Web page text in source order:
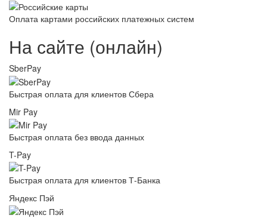
Оплата картами российских платежных систем
На сайте (онлайн)
SberPay
Быстрая оплата для клиентов Сбера
Mir Pay
Быстрая оплата без ввода данных
T-Pay
Быстрая оплата для клиентов Т-Банка
Яндекс Пэй